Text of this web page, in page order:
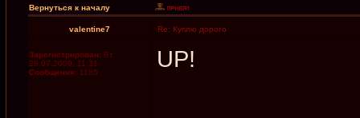
Вернуться к началу
valentine7 Re: Куплю дорого
Зарегистрирован: Вт
28.07.2009, 11:31
Сообщения: 1185
UP!